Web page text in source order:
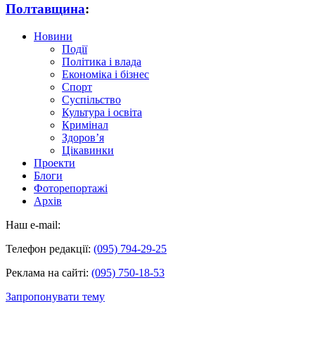
Полтавщина:
Новини
Події
Політика і влада
Економіка і бізнес
Спорт
Суспільство
Культура і освіта
Кримінал
Здоров’я
Цікавинки
Проекти
Блоги
Фоторепортажі
Архів
Наш e-mail:
Телефон редакції: (095) 794-29-25
Реклама на сайті: (095) 750-18-53
Запропонувати тему